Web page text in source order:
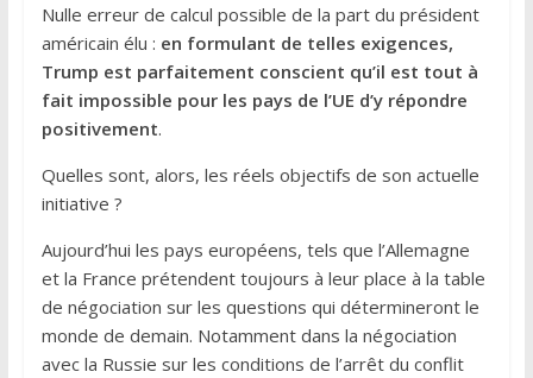
Nulle erreur de calcul possible de la part du président
américain élu : en formulant de telles exigences,
Trump est parfaitement conscient qu’il est tout à
fait impossible pour les pays de l’UE d’y répondre
positivement.
Quelles sont, alors, les réels objectifs de son actuelle
initiative ?
Aujourd’hui les pays européens, tels que l’Allemagne
et la France prétendent toujours à leur place à la table
de négociation sur les questions qui détermineront le
monde de demain. Notamment dans la négociation
avec la Russie sur les conditions de l’arrêt du conflit